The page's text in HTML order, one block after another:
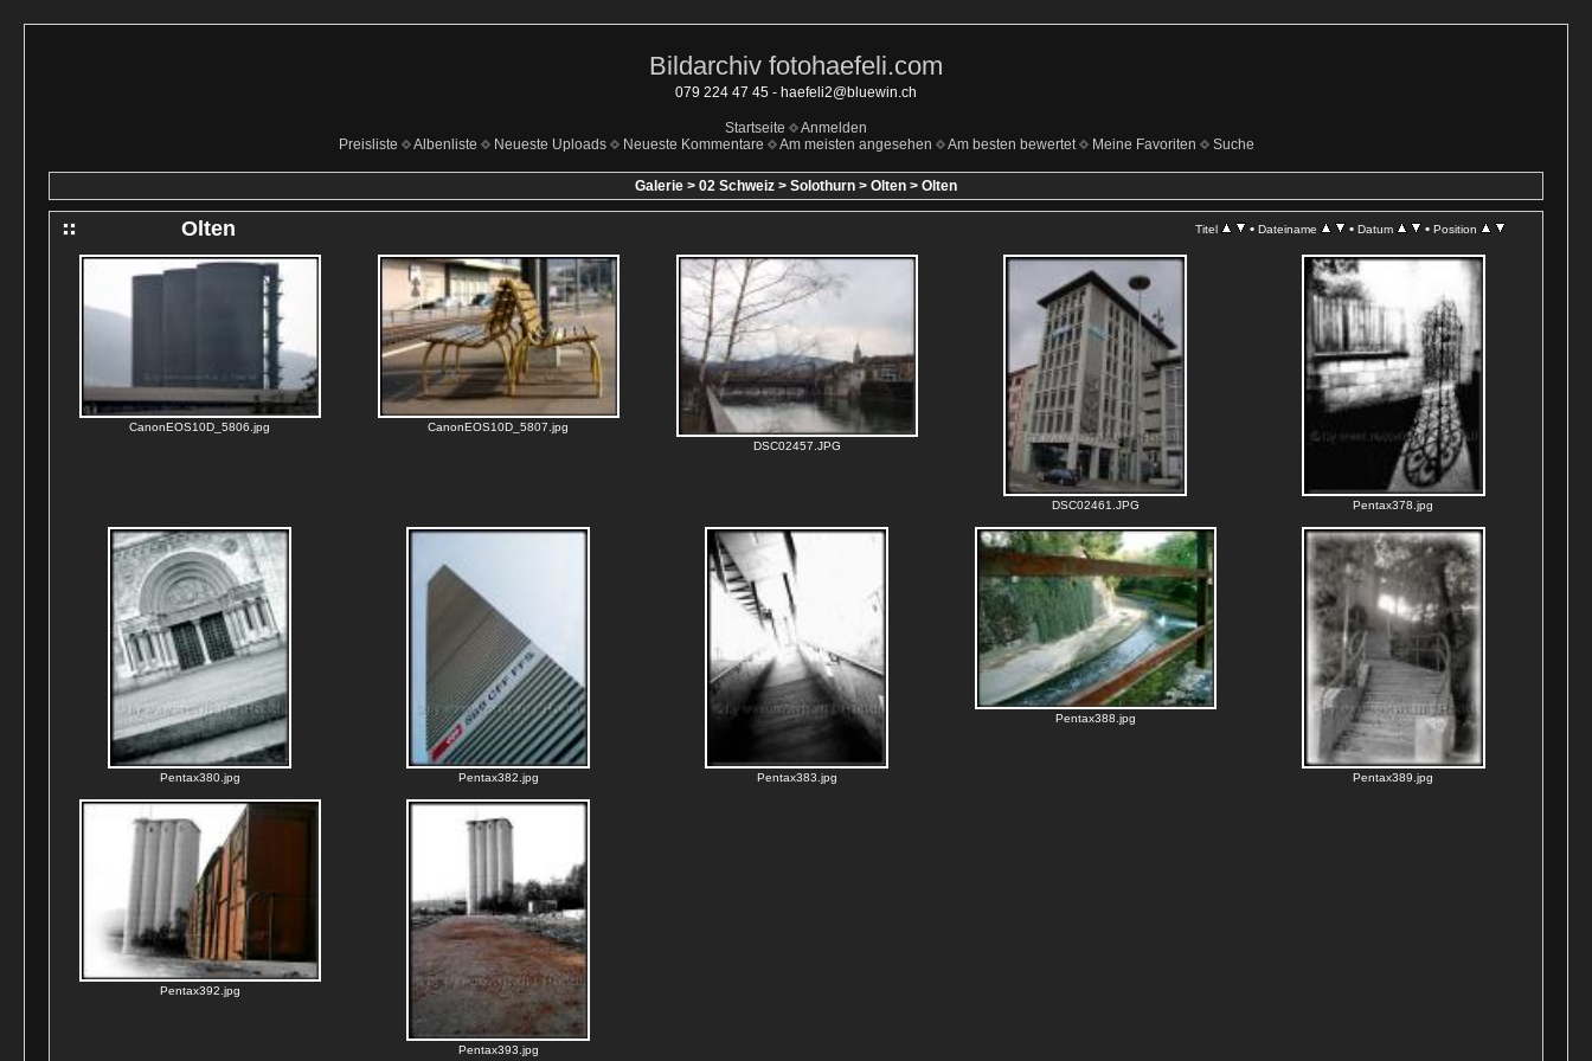
Bildarchiv fotohaefeli.com
079 224 47 45 - haefeli2@bluewin.ch
Startseite
Anmelden
Preisliste
Albenliste Neueste Uploads Neueste Kommentare Am meisten angesehen Am besten bewertet Meine Favoriten Suche
Galerie > 02 Schweiz > Solothurn > Olten > Olten
Olten Titel • Dateiname • Datum • Position
CanonEOS10D_5806.jpg
CanonEOS10D_5807.jpg
DSC02457.JPG
DSC02461.JPG Pentax378.jpg
Pentax380.jpg Pentax382.jpg Pentax383.jpg
Pentax388.jpg
Pentax389.jpg
Pentax392.jpg
Pentax393.jpg